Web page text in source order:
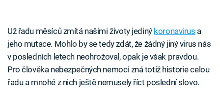
Už řadu měsíců zmítá našimi životy jediný koronavirus a
jeho mutace. Mohlo by se tedy zdát, že žádný jiný virus nás
v posledních letech neohrožoval, opak je však pravdou.
Pro člověka nebezpečných nemocí zná totiž historie celou
řadu a mnohé z nich ještě nemusely říct poslední slovo.